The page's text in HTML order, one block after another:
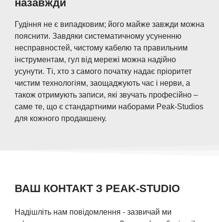
назавжди
Гудіння не є випадковим; його майже завжди можна
пояснити. Завдяки систематичному усуненню
несправностей, чистому кабелю та правильним
інструментам, гул від мережі можна надійно
усунути. Ті, хто з самого початку надає пріоритет
чистим технологіям, заощаджують час і нерви, а
також отримують записи, які звучать професійно –
саме те, що є стандартними наборами Peak-Studios
для кожного продакшену.
ВАШ КОНТАКТ З PEAK-STUDIO
Надішліть нам повідомлення - зазвичай ми